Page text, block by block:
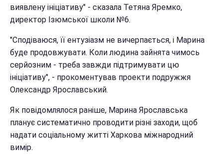
виявлену ініціативу" - сказала Тетяна Яремко,
директор Ізюмської школи №6.
"Сподіваюся, її ентузіазм не вичерпається, і Марина
буде продовжувати. Коли людина зайнята чимось
серйозним - треба завжди підтримувати цю
ініціативу", - прокоментував проекти подружжя
Олександр Ярославський.
Як повідомлялося раніше, Марина Ярославська
планує систематично проводити різні заходи, щоб
надати соціальному житті Харкова міжнародний
вимір.